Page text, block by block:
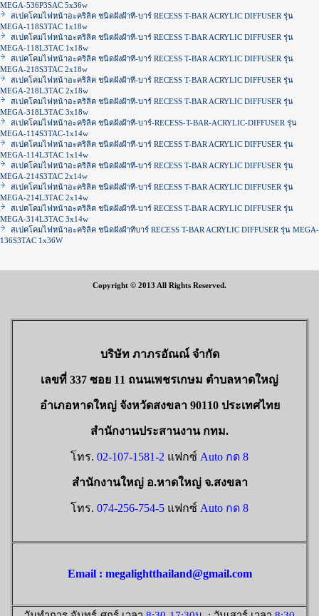
MEGA-536P3SAC 5x36w
สเปคโคมไฟหน้าอะคริลิค ชนิดฝังฝ้าที-บาร์ RECESS T-BAR ACRYLIC DIFFUSER รุ่น
MEGA-118S3TAC 1x18w
สเปคโคมไฟหน้าอะคริลิค ชนิดฝังฝ้าที-บาร์ RECESS T-BAR ACRYLIC DIFFUSER รุ่น
MEGA-118L3TAC 1x18w
สเปคโคมไฟหน้าอะคริลิค ชนิดฝังฝ้าที-บาร์ RECESS T-BAR ACRYLIC DIFFUSER รุ่น
MEGA-218S3TAC 2x18w
สเปคโคมไฟหน้าอะคริลิค ชนิดฝังฝ้าที-บาร์ RECESS T-BAR ACRYLIC DIFFUSER รุ่น
MEGA-218L3TAC 2x18w
สเปคโคมไฟหน้าอะคริลิค ชนิดฝังฝ้าที-บาร์ RECESS T-BAR ACRYLIC DIFFUSER รุ่น
MEGA-318L3TAC 3x18w
สเปคโคมไฟหน้าอะคริลิค ชนิดฝังฝ้าที-บาร์-RECESS-T-BAR-ACRYLIC-DIFFUSER รุ่น
MEGA-114S3TAC-1x14w
สเปคโคมไฟหน้าอะคริลิค ชนิดฝังฝ้าที-บาร์ RECESS T-BAR ACRYLIC DIFFUSER รุ่น
MEGA-114L3TAC 1x14w
สเปคโคมไฟหน้าอะคริลิค ชนิดฝังฝ้าที-บาร์ RECESS T-BAR ACRYLIC DIFFUSER รุ่น
MEGA-214S3TAC 2x14w
สเปคโคมไฟหน้าอะคริลิค ชนิดฝังฝ้าที-บาร์ RECESS T-BAR ACRYLIC DIFFUSER รุ่น
MEGA-214L3TAC 2x14w
สเปคโคมไฟหน้าอะคริลิค ชนิดฝังฝ้าที-บาร์ RECESS T-BAR ACRYLIC DIFFUSER รุ่น
MEGA-314L3TAC 3x14w
สเปคโคมไฟหน้าอะคริลิค ชนิดฝังฝ้าทีบาร์ RECESS T-BAR ACRYLIC DIFFUSER รุ่น MEGA-
136S3TAC 1x36W
Copyright © 2013 All Rights Reserved.
บริษัท ภาภรอัณณ์ จำกัด
เลขที่ 337 ซอย 11 ถนนเพชรเกษม ตำบลหาดใหญ่
อำเภอหาดใหญ่ จังหวัดสงขลา 90110 ประเทศไทย
สำนักงานประสานงาน กทม.
โทร. 02-107-1581-2 แฟกซ์ Auto กด 8
สำนักงานใหญ่ อ.หาดใหญ่ จ.สงขลา
โทร. 074-256-754-5 แฟกซ์ Auto กด 8
Email : megalightthailand@gmail.com